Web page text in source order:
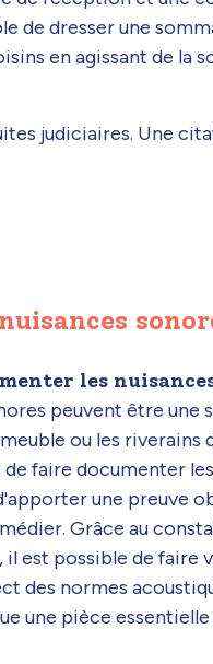
de dresser une
en agissant de la
judiciaires. Une
les
peuvent être
ou les
faire documenter
une preuve
Grâce au
il est possible de faire
des normes
une pièce